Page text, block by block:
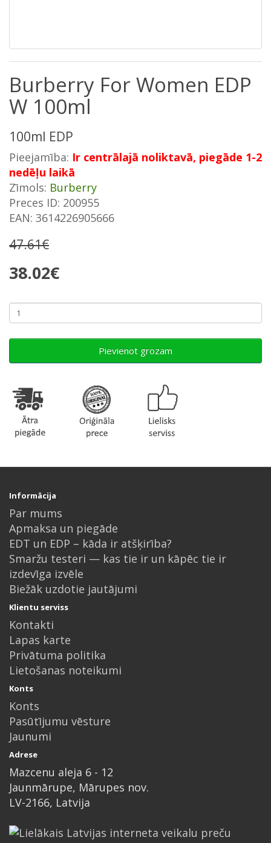
Burberry For Women EDP
W 100ml
100ml EDP
Pieejamība: Ir centrālajā noliktavā, piegāde 1-2
nedēļu laikā
Zīmols: Burberry
Preces ID: 200955
EAN: 3614226905666
47.61€
38.02€
Pievienot grozam
Informācija
Par mums
Apmaksa un piegāde
EDT un EDP – kāda ir atšķirība?
Smaržu testeri — kas tie ir un kāpēc tie ir
izdevīga izvēle
Biežāk uzdotie jautājumi
Klientu serviss
Kontakti
Lapas karte
Privātuma politika
Lietošanas noteikumi
Konts
Konts
Pasūtījumu vēsture
Jaunumi
Adrese
Mazcenu aleja 6 - 12
Jaunmārupe, Mārupes nov.
LV-2166, Latvija